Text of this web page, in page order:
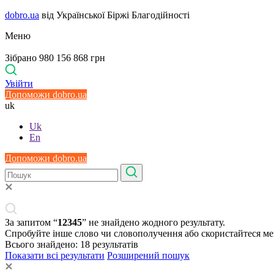
dobro.ua від Української Біржі Благодійності
Меню
Зібрано 980 156 868 грн
Увійти
Допоможи dobro.ua
uk
Uk
En
Допоможи dobro.ua
За запитом “12345” не знайдено жодного результату.
Спробуйте інше слово чи словополучення або скористайтеся
Всього знайдено: 18 результатів
Показати всі результати Розширений пошук